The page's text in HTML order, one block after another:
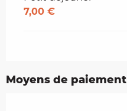
7,00 €
Moyens de paiement